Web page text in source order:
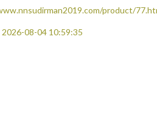
product/
08-04 10:59:35